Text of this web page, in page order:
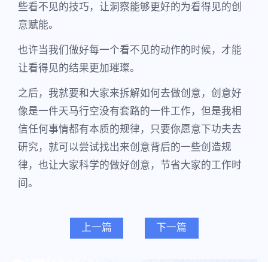
些看不见的技巧，让洞察能够更好的为看得见的创
意赋能。
也许当我们做好每一个看不见的动作的时候，才能
让看得见的结果更加璀璨。
之后，我就要和大家来拆解如何去做创意，创意好
像是一件天马行空没有套路的一件工作，但是我相
信任何事情都有本质的规律，只要你愿意下功夫去
研究，就可以尝试找出来创意背后的一些创造规
律，也让大家科学的做好创意，节省大家的工作时
间。
上一篇 下一篇